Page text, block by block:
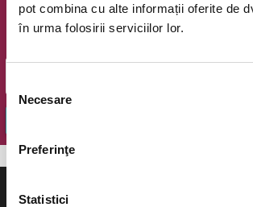
pot combina cu alte informații oferite de
în urma folosirii serviciilor lor.
consimțământului
Necesare
Preferinţe
Statistici
Oferte exclusive si o editie saptamanala
evenimente.